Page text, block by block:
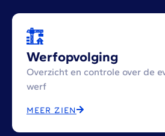
Werfopvolging
Overzicht en controle over de
werf
MEER ZIEN